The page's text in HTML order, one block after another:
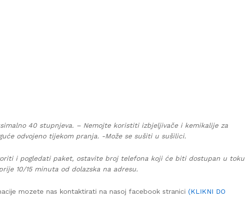
40 stupnjeva. – Nemojte koristiti izbjeljivače i kemikalije za
odvojeno tijekom pranja. -Može se sušiti u sušilici.
i pogledati paket, ostavite broj telefona koji će biti dostupan u toku
10/15 minuta od dolazska na adresu.
mozete nas kontaktirati na nasoj facebook stranici (KLIKNI DO